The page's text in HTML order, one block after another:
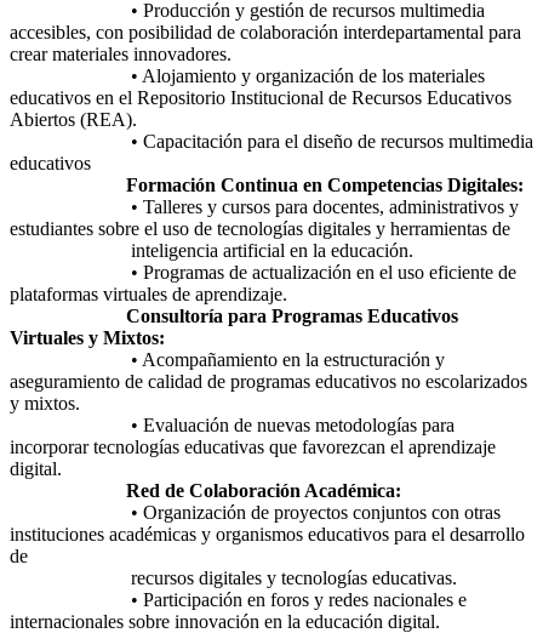
• Producción y gestión de recursos multimedia
accesibles, con posibilidad de colaboración interdepartamental para
crear materiales innovadores.
• Alojamiento y organización de los materiales
educativos en el Repositorio Institucional de Recursos Educativos
Abiertos (REA).
• Capacitación para el diseño de recursos multimedia
educativos
Formación Continua en Competencias Digitales:
• Talleres y cursos para docentes, administrativos y
estudiantes sobre el uso de tecnologías digitales y herramientas de
inteligencia artificial en la educación.
• Programas de actualización en el uso eficiente de
plataformas virtuales de aprendizaje.
Consultoría para Programas Educativos
Virtuales y Mixtos:
• Acompañamiento en la estructuración y
aseguramiento de calidad de programas educativos no escolarizados
y mixtos.
• Evaluación de nuevas metodologías para
incorporar tecnologías educativas que favorezcan el aprendizaje
digital.
Red de Colaboración Académica:
• Organización de proyectos conjuntos con otras
instituciones académicas y organismos educativos para el desarrollo
de
recursos digitales y tecnologías educativas.
• Participación en foros y redes nacionales e
internacionales sobre innovación en la educación digital.